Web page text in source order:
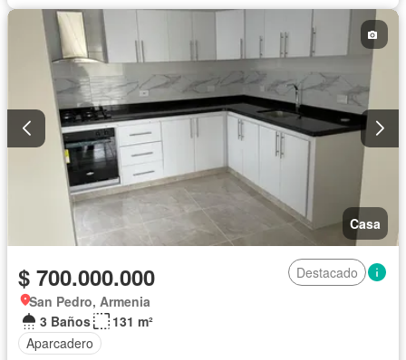
Casa
$ 700.000.000
Destacado
San Pedro, Armenia
3 Baños
131 m²
Aparcadero